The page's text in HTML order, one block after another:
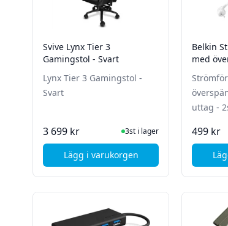
Svive Lynx Tier 3
Gamingstol - Svart
Lynx Tier 3 Gamingstol -
Svart
3 699 kr I Lager3st i lager
Lägg i varukorgen, Svive Lynx Tier 3 Gamingstol
Belkin
med
uttag -
499 kr